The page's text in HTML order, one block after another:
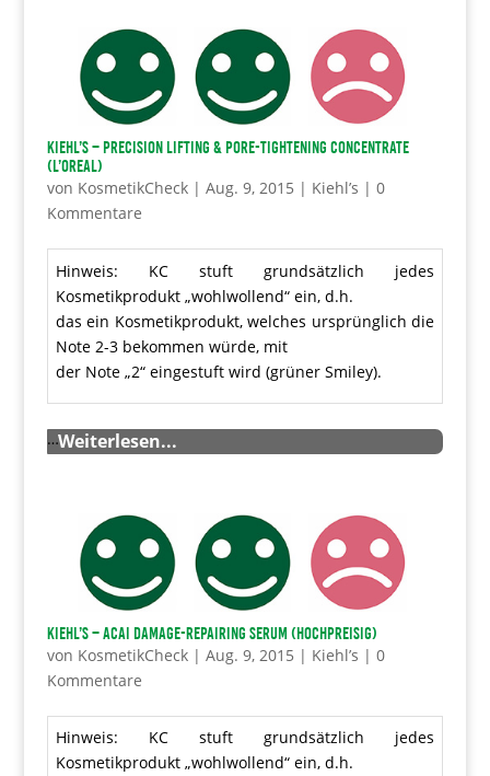
Kiehl’s – Precision Lifting & Pore-Tightening Concentrate
(L’OREAL)
von KosmetikCheck| Aug. 9, 2015 | Kiehl’s | 0
Kommentare
Hinweis: KC stuft grundsätzlich jedes
Kosmetikprodukt „wohlwollend“ ein, d.h.
das ein Kosmetikprodukt, welches ursprünglich die
Note 2-3 bekommen würde, mit
der Note „2“ eingestuft wird (grüner Smiley).
…Weiterlesen...
Kiehl’s – Acai Damage-Repairing Serum (hochpreisig)
von KosmetikCheck| Aug. 9, 2015 | Kiehl’s | 0
Kommentare
Hinweis: KC stuft grundsätzlich jedes
Kosmetikprodukt „wohlwollend“ ein, d.h.